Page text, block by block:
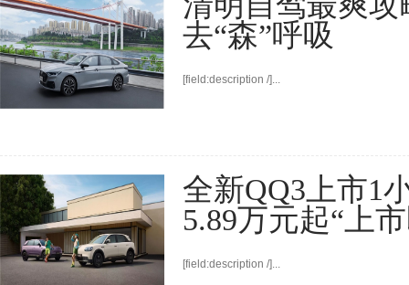
去“森”呼吸
[field:description /]...
全新QQ3上市1
5.89万元起“上
[field:description /]...